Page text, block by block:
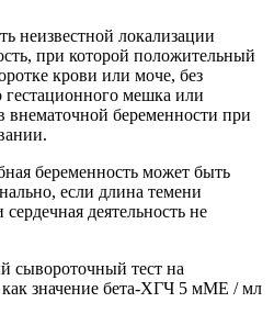
неизвестной локализации
при которой положительный
крови или моче, без
мешка или
внематочной беременности при
беременность может быть
если длина темени
деятельность не
сывороточный тест на
как значение бета-ХГЧ 5 мМЕ / мл